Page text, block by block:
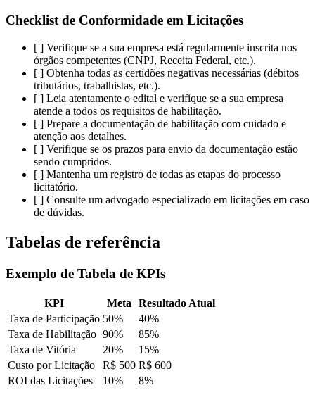
Checklist de Conformidade em Licitações
[ ] Verifique se a sua empresa está regularmente inscrita nos
órgãos competentes (CNPJ, Receita Federal, etc.).
[ ] Obtenha todas as certidões negativas necessárias (débitos
tributários, trabalhistas, etc.).
[ ] Leia atentamente o edital e verifique se a sua empresa
atende a todos os requisitos de habilitação.
[ ] Prepare a documentação de habilitação com cuidado e
atenção aos detalhes.
[ ] Verifique se os prazos para envio da documentação estão
sendo cumpridos.
[ ] Mantenha um registro de todas as etapas do processo
licitatório.
[ ] Consulte um advogado especializado em licitações em caso
de dúvidas.
Tabelas de referência
Exemplo de Tabela de KPIs
KPI Meta
Resultado Atual
Taxa de Participação 50%
40%
Taxa de Habilitação 90%
85%
Taxa de Vitória
20%
15%
Custo por Licitação
R$ 500 R$ 600
ROI das Licitações
10% 8%